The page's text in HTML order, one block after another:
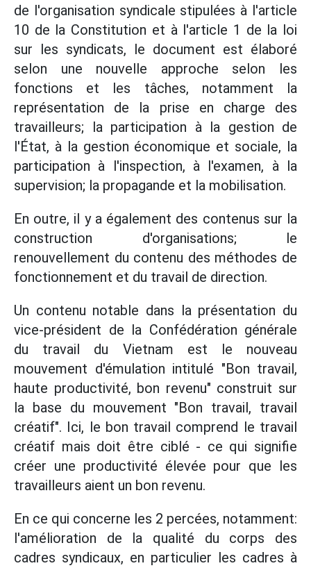
de l'organisation syndicale stipulées à l'article
10 de la Constitution et à l'article 1 de la loi
sur les syndicats, le document est élaboré
selon une nouvelle approche selon les
fonctions et les tâches, notamment la
représentation de la prise en charge des
travailleurs; la participation à la gestion de
l'État, à la gestion économique et sociale, la
participation à l'inspection, à l'examen, à la
supervision; la propagande et la mobilisation.
En outre, il y a également des contenus sur la
construction d'organisations; le
renouvellement du contenu des méthodes de
fonctionnement et du travail de direction.
Un contenu notable dans la présentation du
vice-président de la Confédération générale
du travail du Vietnam est le nouveau
mouvement d'émulation intitulé "Bon travail,
haute productivité, bon revenu" construit sur
la base du mouvement "Bon travail, travail
créatif". Ici, le bon travail comprend le travail
créatif mais doit être ciblé - ce qui signifie
créer une productivité élevée pour que les
travailleurs aient un bon revenu.
En ce qui concerne les 2 percées, notamment:
l'amélioration de la qualité du corps des
cadres syndicaux, en particulier les cadres à